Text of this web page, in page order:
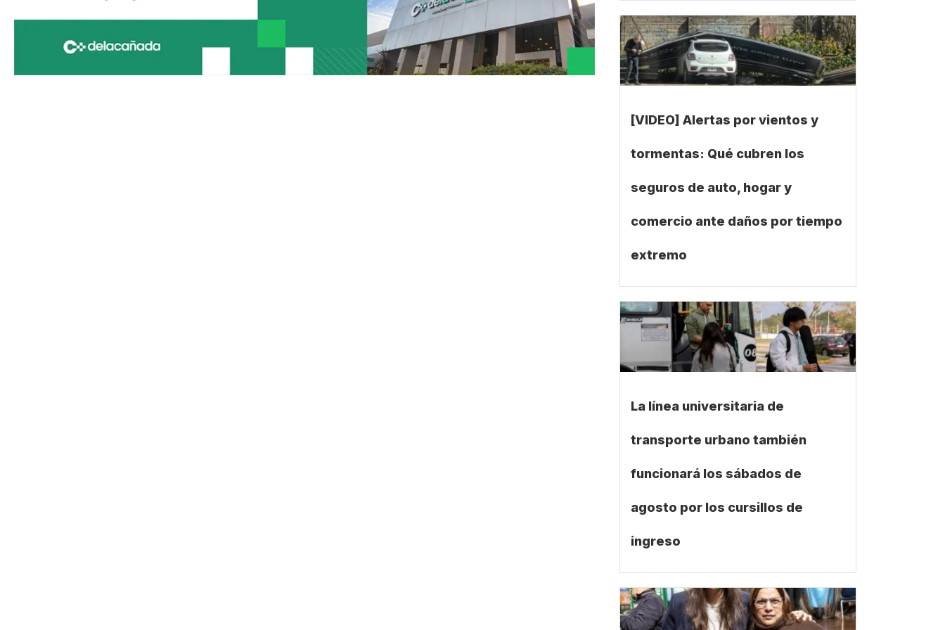
[VIDEO] Alertas por vientos y
tormentas: Qué cubren los
seguros de auto, hogar y
comercio ante daños por tiempo
extremo
La línea universitaria de
transporte urbano también
funcionará los sábados de
agosto por los cursillos de
ingreso